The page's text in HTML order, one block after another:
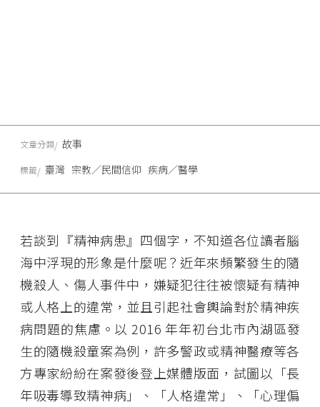
若談到『精神病患』四個字，不知道各位讀者腦
海中浮現的形象是什麼呢？近年來頻繁發生的隨
機殺人、傷人事件中，嫌疑犯往往被懷疑有精神
或人格上的違常，並且引起社會輿論對於精神疾
病問題的焦慮。以 2016 年年初台北市內湖區發
生的隨機殺童案為例，許多警政或精神醫療等各
方專家紛紛在案發後登上媒體版面，試圖以「長
年吸毒導致精神病」、「人格違常」、「心理偏
文章分類 故事
標籤 臺灣 宗教／民間信仰 疾病／醫學